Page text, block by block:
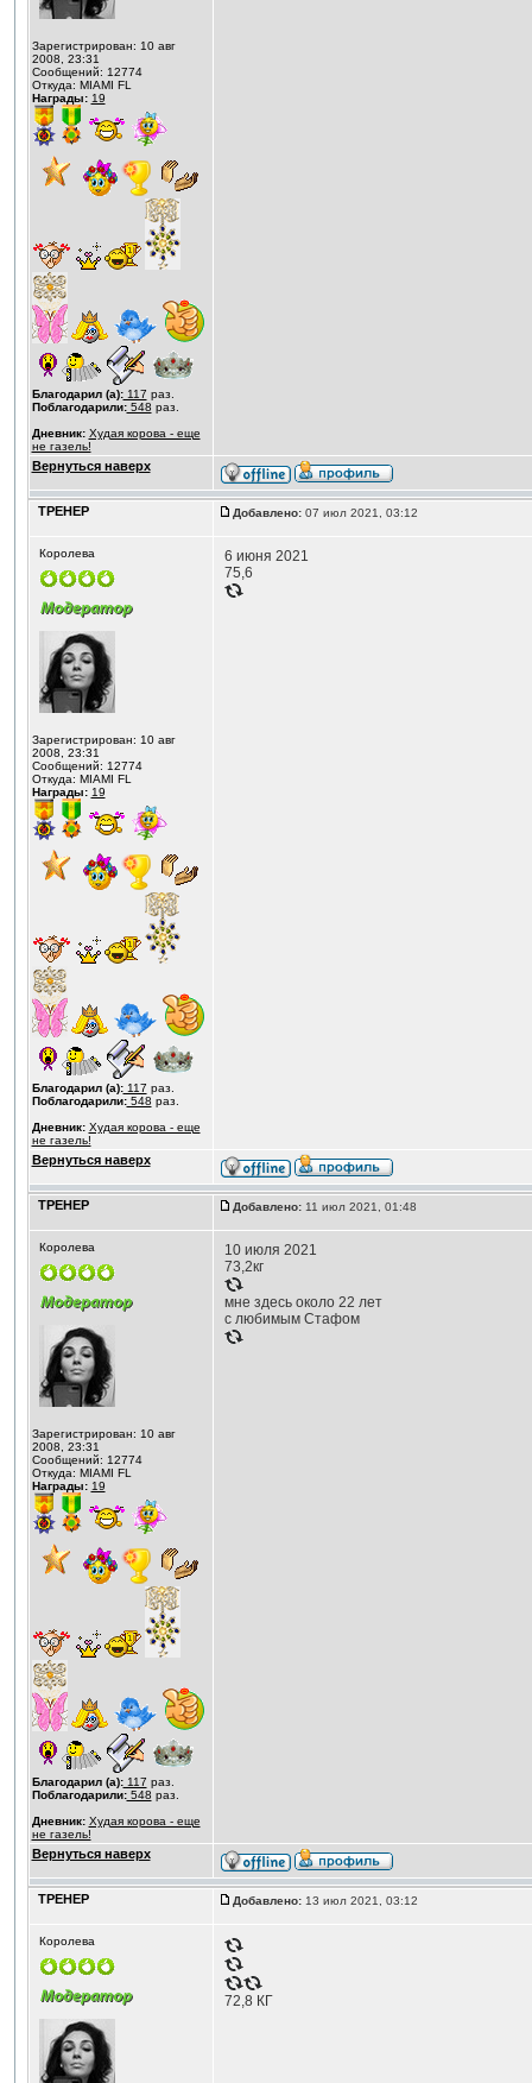
Зарегистрирован: 10 авг
2008, 23:31
Сообщений: 12774
Откуда: MIAMI FL
Награды: 19
Благодарил (а):117 раз.
Поблагодарили:548 раз.
Дневник: Худая корова - еще
не газель!
Вернуться наверх
ТРЕНЕР Добавлено:07 июл 2021, 03:12
Королева
Зарегистрирован: 10 авг
2008, 23:31
Сообщений: 12774
Откуда: MIAMI FL
Награды: 19
Благодарил (а):117 раз.
Поблагодарили:548 раз.
Дневник: Худая корова - еще
не газель!
6 июня 2021
75,6
Вернуться наверх
ТРЕНЕР Добавлено:11 июл 2021, 01:48
Королева
Зарегистрирован: 10 авг
2008, 23:31
Сообщений: 12774
Откуда: MIAMI FL
Награды: 19
Благодарил (а):117 раз.
Поблагодарили:548 раз.
Дневник: Худая корова - еще
не газель!
10 июля 2021
73,2кг
мне здесь около 22 лет
с любимым Стафом
Вернуться наверх
ТРЕНЕР Добавлено:13 июл 2021, 03:12
Королева
72,8 КГ